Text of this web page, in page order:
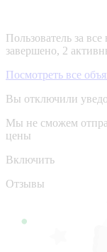
Пользователь за
завершено, 2
Посмотреть все
Вы отключили
Мы не сможем
цены
Включить
Отзывы